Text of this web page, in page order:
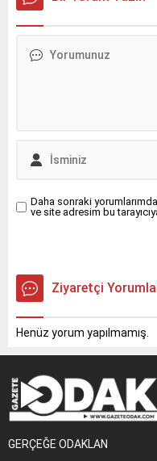
Daha sonraki
ve site adresim bu
Ziyaretçi
Henüz yorum yapılmamış.
GERÇEĞE ODAKLAN